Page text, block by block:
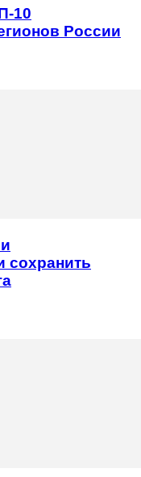
10
России
сохранить